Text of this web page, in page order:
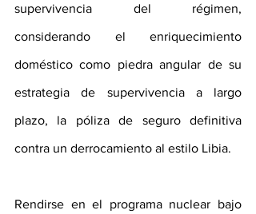
supervivencia del régimen,
considerando el enriquecimiento
doméstico como piedra angular de su
estrategia de supervivencia a largo
plazo, la póliza de seguro definitiva
contra un derrocamiento al estilo Libia.
Rendirse en el programa nuclear bajo